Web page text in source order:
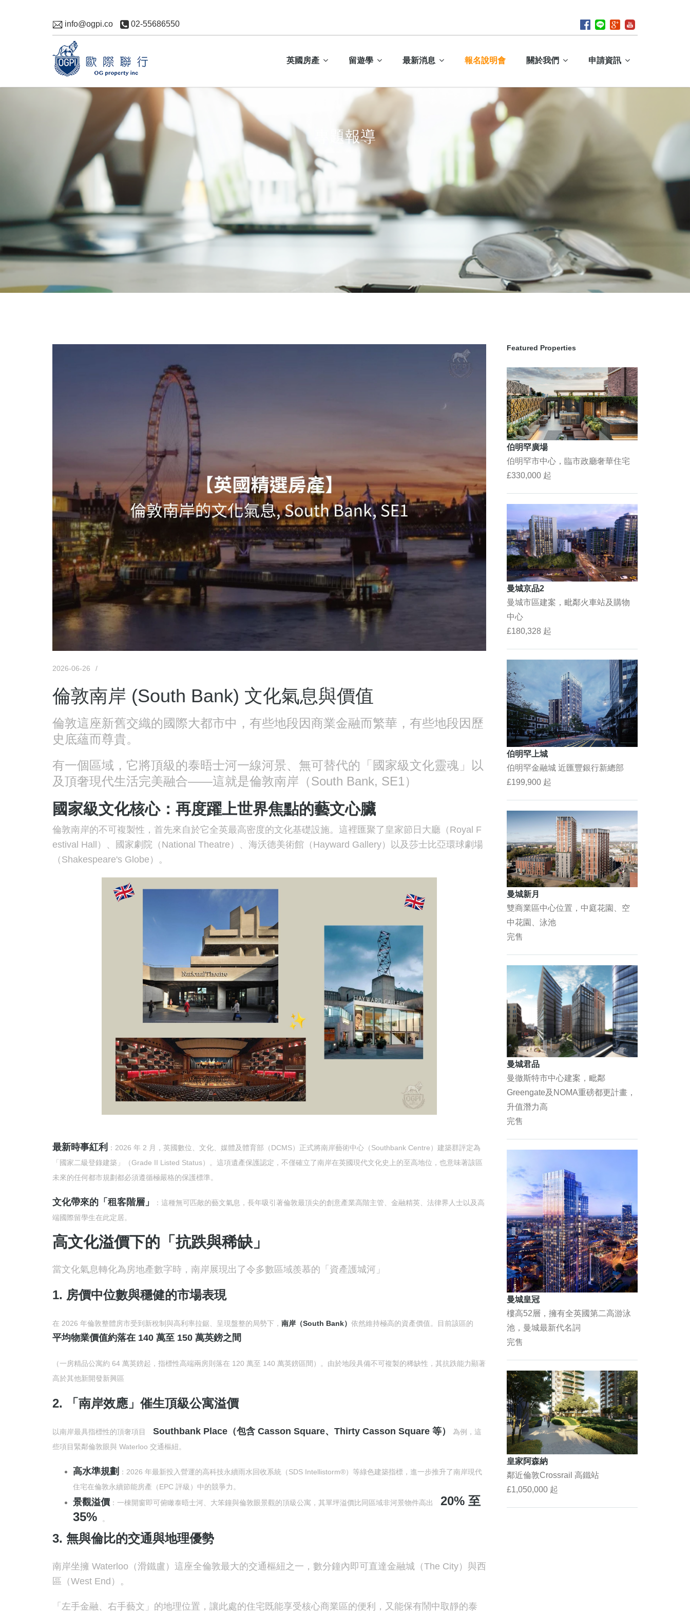
info@ogpi.co 02-55686550
英國房產 留遊學 最新消息 報名說明會 關於我們 申請資訊
專題報導
2026-06-26
倫敦南岸 (South Bank) 文化氣息與價值
倫敦這座新舊交織的國際大都市中，有些地段因商業金融而繁華，有些地段因歷
史底蘊而尊貴。
有一個區域，它將頂級的泰晤士河一線河景、無可替代的「國家級文化靈魂」以
及頂奢現代生活完美融合——這就是倫敦南岸（South Bank, SE1）
國家級文化核心：再度躍上世界焦點的藝文心臟
倫敦南岸的不可複製性，首先來自於它全英最高密度的文化基礎設施。這裡匯聚了 皇家節日大廳（Royal F
estival Hall） 、 國家劇院（National Theatre） 、 海沃德美術館（Hayward Gallery） 以及莎士比亞環球劇場
（Shakespeare's Globe） 。
最新時事紅利
：2026 年 2 月，英國數位、文化、媒體及體育部（DCMS）正式將南岸藝術中心（Southbank Centre）建築群評定為
「國家二級登錄建築」（Grade II Listed Status）。這項遺產保護認定，不僅確立了南岸在英國現代文化史上的至高地位，也意味著該區
未來的任何都市規劃都必須遵循極嚴格的保護標準。
文化帶來的「租客階層」
：這種無可匹敵的藝文氣息，長年吸引著倫敦最頂尖的創意產業高階主管、金融精英、法律界人士以及高
端國際留學生在此定居。
高文化溢價下的「抗跌與稀缺」
當文化氣息轉化為房地產數字時，南岸展現出了令多數區域羨慕的「資產護城河」
1. 房價中位數與穩健的市場表現
在 2026 年倫敦整體房市受到新稅制與高利率拉鋸、呈現盤整的局勢下， 南岸（South Bank） 依然維持極高的資產價值。目前該區的
平均物業價值約落在 140 萬至 150 萬英鎊之間
（一房精品公寓約 64 萬英鎊起，指標性高端兩房則落在 120 萬至 140 萬英鎊區間）。由於地段具備不可複製的稀缺性，其抗跌能力顯著
高於其他新開發新興區
2. 「南岸效應」催生頂級公寓溢價
以南岸最具指標性的頂奢項目 Southbank Place（包含 Casson Square、Thirty Casson Square 等）
為例，這
些項目緊鄰倫敦眼與 Waterloo 交通樞紐。
高水準規劃 ：2026 年最新投入營運的高科技永續雨水回收系統（SDS Intellistorm®）等綠色建築指標，進一步推升了南岸現代
住宅在倫敦永續節能房產（EPC 評級）中的競爭力。
景觀溢價 ：一棟開窗即可俯瞰泰晤士河、大笨鐘與倫敦眼景觀的頂級公寓，其單坪溢價比同區域非河景物件高出
20% 至
35%
。
3. 無與倫比的交通與地理優勢
南岸坐擁 Waterloo（滑鐵盧）這座全倫敦最大的交通樞紐之一，數分鐘內即可直達金融城（The City）與西
區（West End）。
「左手金融、右手藝文」的地理位置，讓此處的住宅既能享受核心商業區的便利，又能保有鬧中取靜的泰
Featured Properties
伯明罕廣場
伯明罕市中心，臨市政廳奢華住宅
£330,000 起
曼城京品2
曼城市區建案，毗鄰火車站及購物
中心
£180,328 起
伯明罕上城
伯明罕金融城 近匯豐銀行新總部
£199,900 起
曼城新月
雙商業區中心位置，中庭花園、空
中花園、泳池
完售
曼城君品
曼徹斯特市中心建案，毗鄰
Greengate及NOMA重磅都更計畫，
升值潛力高
完售
曼城皇冠
樓高52層，擁有全英國第二高游泳
池，曼城最新代名詞
完售
皇家阿森納
鄰近倫敦Crossrail 高鐵站
£1,050,000 起